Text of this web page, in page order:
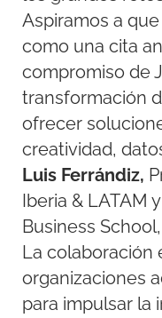
Aspiramos a
como una cita
compromiso de
transformación
ofrecer
creatividad,
Luis Ferrándiz,
Iberia & LATAM
Business
La colaboración
organizaciones
para impulsar la